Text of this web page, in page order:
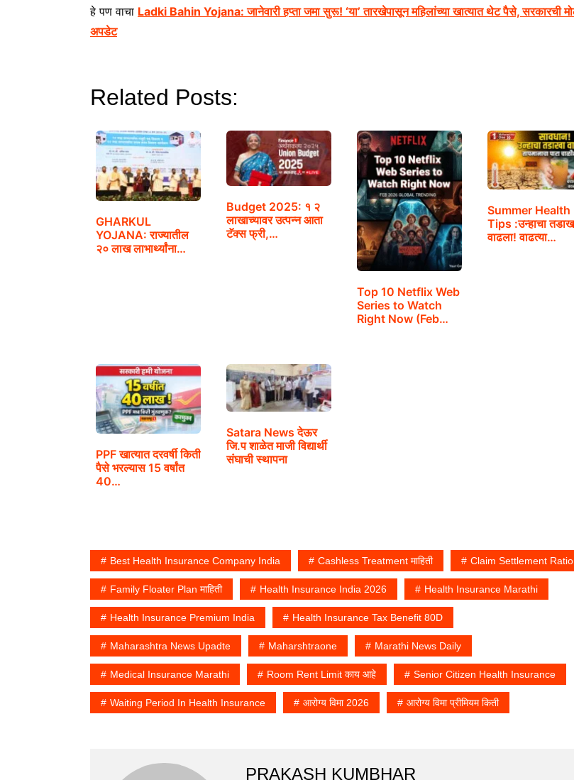
हे पण वाचा Ladki Bahin Yojana: जानेवारी हप्ता जमा सुरू! ‘या’ तारखेपासून महिलांच्या खात्यात थेट पैसे, सरकारची
अपडेट
Related Posts:
GHARKUL
YOJANA: राज्यातील
२० लाख लाभार्थ्यांना
Budget 2025: १ २
लाखाच्यावर उत्पन्न आता
टॅक्स फ्री,…
Top 10 Netflix Web
Series to Watch
Right Now (Feb
Summer Health
Tips :उन्हाचा
वाढला! वाढत्या…
PPF खात्यात दरवर्षी किती
पैसे भरल्यास 15 वर्षांत
40…
Satara News देऊर
जि.प शाळेत माजी विद्यार्थी
संघाची स्थापना
Best Health Insurance Company India Cashless Treatment माहिती Claim Settlement Ratio
Family Floater Plan माहिती Health Insurance India 2026 Health Insurance Marathi
Health Insurance Premium India Health Insurance Tax Benefit 80D
Maharashtra News Upadte Maharshtraone Marathi News Daily
Medical Insurance Marathi Room Rent Limit काय आहे Senior Citizen Health Insurance
Waiting Period In Health Insurance आरोग्य विमा 2026 आरोग्य विमा प्रीमियम किती
PRAKASH KUMBHAR